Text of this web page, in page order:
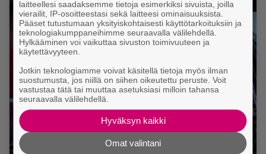
laitteellesi saadaksemme tietoja esimerkiksi sivuista, joilla
vierailit, IP-osoitteestasi sekä laitteesi ominaisuuksista.
Pääset tutustumaan yksityiskohtaisesti käyttötarkoituksiin ja
teknologiakumppaneihimme seuraavalla välilehdellä.
Hylkääminen voi vaikuttaa sivuston toimivuuteen ja
käytettävyyteen.
Jotkin teknologiamme voivat käsitellä tietoja myös ilman
suostumusta, jos niillä on siihen oikeutettu peruste. Voit
vastustaa tätä tai muuttaa asetuksiasi milloin tahansa
seuraavalla välilehdellä.
Hyväksyn kaikki
Omat valintani